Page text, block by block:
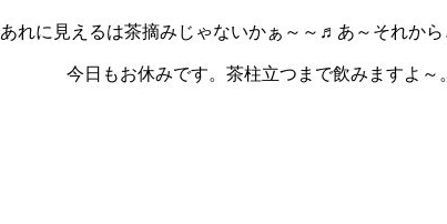
あれに見えるは茶摘みじゃないかぁ～～♬あ～それから
今日もお休みです。茶柱立つまで飲みますよ～。